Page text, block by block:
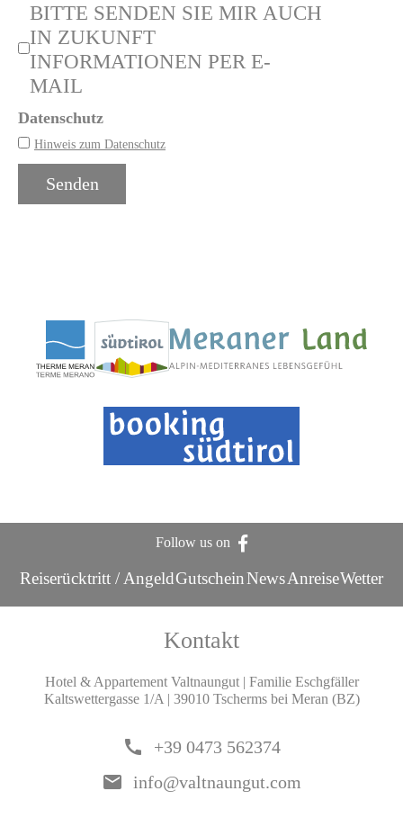
BITTE SENDEN SIE MIR AUCH
IN ZUKUNFT
INFORMATIONEN PER E-
MAIL
Datenschutz
Hinweis zum Datenschutz
Follow us on
Reiserücktritt / AngeldGutscheinNewsAnreiseWetter
Kontakt
Hotel & Appartement Valtnaungut | Familie Eschgfäller
Kaltswettergasse 1/A | 39010 Tscherms bei Meran (BZ)
call +39 0473 562374
email info@valtnaungut.com